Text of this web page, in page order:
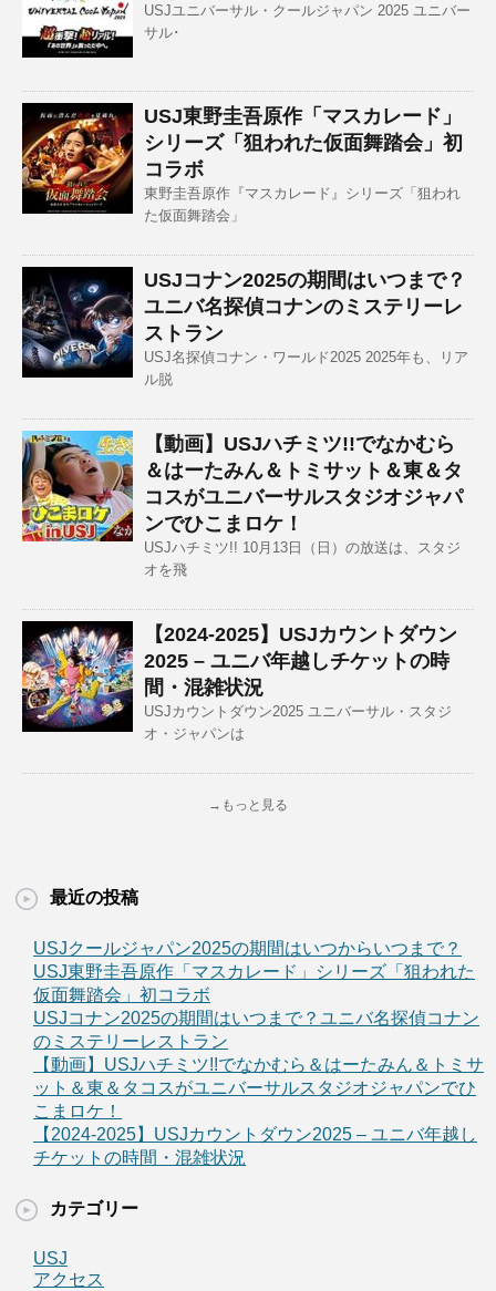
USJユニバーサル・クールジャパン 2025 ユニバー
サル･
USJ東野圭吾原作「マスカレード」
シリーズ「狙われた仮面舞踏会」初
コラボ
東野圭吾原作『マスカレード』シリーズ「狙われ
た仮面舞踏会」
USJコナン2025の期間はいつまで？
ユニバ名探偵コナンのミステリーレ
ストラン
USJ名探偵コナン・ワールド2025 2025年も、リア
ル脱
【動画】USJハチミツ!!でなかむら
＆はーたみん＆トミサット＆東＆タ
コスがユニバーサルスタジオジャパ
ンでひこまロケ！
USJハチミツ!! 10月13日（日）の放送は、スタジ
オを飛
【2024-2025】USJカウントダウン
2025 – ユニバ年越しチケットの時
間・混雑状況
USJカウントダウン2025 ユニバーサル・スタジ
オ・ジャパンは
→もっと見る
最近の投稿
USJクールジャパン2025の期間はいつからいつまで？
USJ東野圭吾原作「マスカレード」シリーズ「狙われた
仮面舞踏会」初コラボ
USJコナン2025の期間はいつまで？ユニバ名探偵コナン
のミステリーレストラン
【動画】USJハチミツ!!でなかむら＆はーたみん＆トミサ
ット＆東＆タコスがユニバーサルスタジオジャパンでひ
こまロケ！
【2024-2025】USJカウントダウン2025 – ユニバ年越し
チケットの時間・混雑状況
カテゴリー
USJ
アクセス